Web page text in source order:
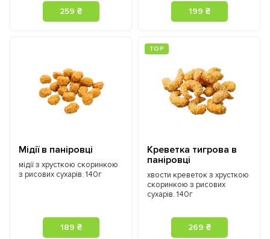
259 ₴ 199 ₴
Мідії в паніровці
мідії з хрусткою скоринкою
з рисових сухарів. 140г
189 ₴
ТOP
Креветка тигрова в
паніровці
хвости креветок з хрусткою
скоринкою з рисових
сухарів. 140г
269 ₴